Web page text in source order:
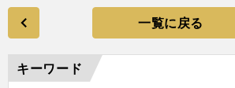
一覧に戻る
キーワード